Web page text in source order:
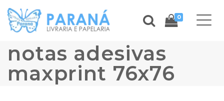
0
notas adesivas
maxprint 76x76